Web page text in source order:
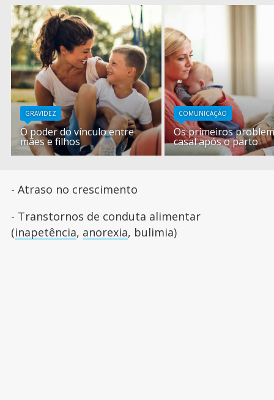
GRAVIDEZ
O poder do vínculo entre
mães e filhos
COMUNICAÇÃO
Os primeiros
casal após o parto
- Atraso no crescimento
- Transtornos de conduta alimentar
(inapetência, anorexia, bulimia)